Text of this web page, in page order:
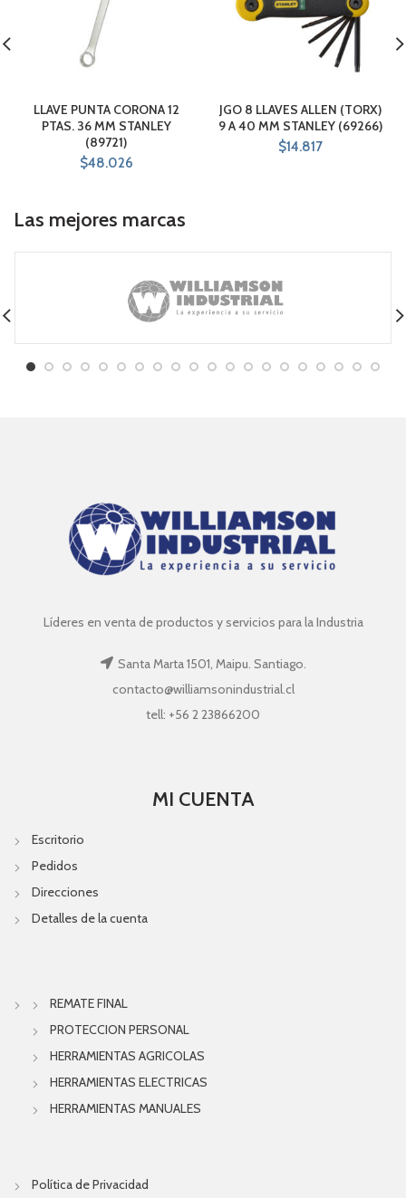
LLAVE PUNTA CORONA 12
PTAS. 36 MM STANLEY
(89721)
$48.026
JGO 8 LLAVES ALLEN (TORX)
9 A 40 MM STANLEY (69266)
$14.817
Las mejores marcas
Líderes en venta de productos y servicios para la Industria
Santa Marta 1501, Maipu. Santiago.
contacto@williamsonindustrial.cl
tell: +56 2 23866200
MI CUENTA
Escritorio
Pedidos
Direcciones
Detalles de la cuenta
REMATE FINAL
PROTECCION PERSONAL
HERRAMIENTAS AGRICOLAS
HERRAMIENTAS ELECTRICAS
HERRAMIENTAS MANUALES
Política de Privacidad